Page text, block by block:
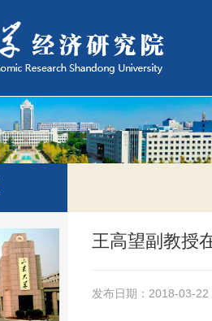
王高望副教授
发布日期：2018-03-22